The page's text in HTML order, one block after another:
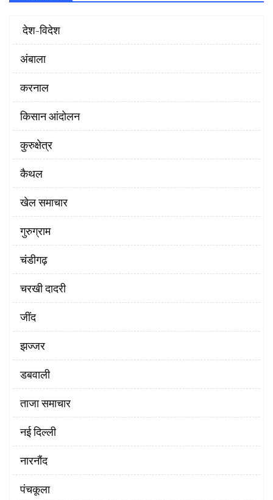
‌ देश-विदेश
अंबाला
करनाल
किसान आंदोलन
कुरुक्षेत्र
कैथल
खेल समाचार
गुरुग्राम
चंडीगढ़
चरखी दादरी
‌जींद
झज्जर
डबवाली
ताजा समाचार
नई दिल्ली
नारनौंद
पंचकूला